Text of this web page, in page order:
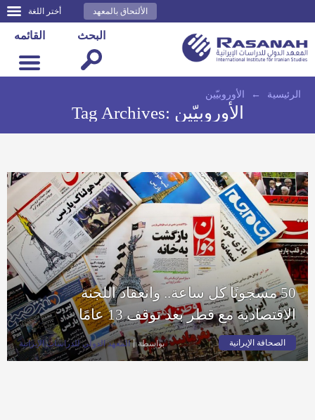
أختر اللغة الألتحاق بالمعهد
القائمه البحث
الرئيسية ← الأوروبيّين
Tag Archives: الأوروبيّين
50 مسجونًا كل ساعة.. وانعقاد اللجنة
الاقتصادية مع قطر بعد توقف 13 عامًا
الصحافة الإيرانية بواسطة المعهد الدولي للدراسات الإيرانية